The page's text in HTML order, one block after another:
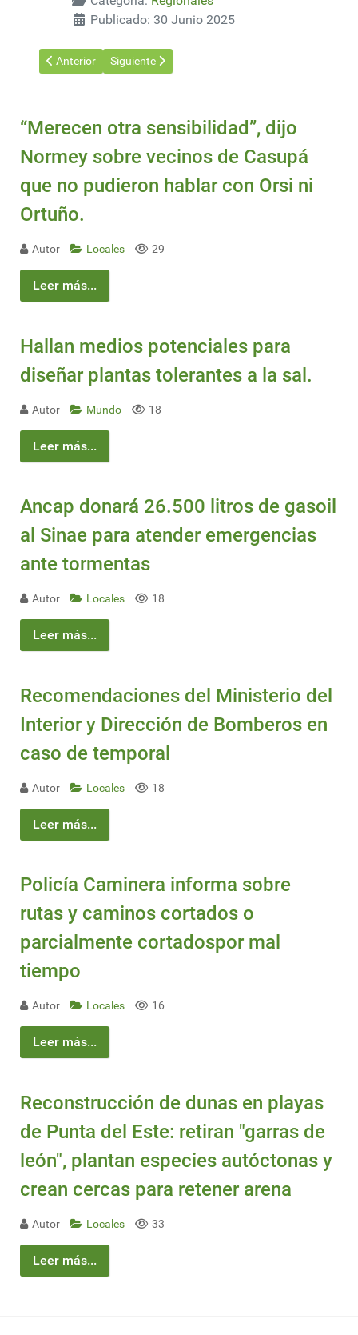
Publicado: 30 Junio 2025
Artículo anterior: El programa para la disminución de
Anterior Artículo siguiente: Brasil nos metió los molinos de
Siguiente
“Merecen otra sensibilidad”, dijo
Normey sobre vecinos de Casupá
que no pudieron hablar con Orsi ni
Ortuño.
Autor Locales 29
Leer más...
Hallan medios potenciales para
diseñar plantas tolerantes a la sal.
Autor Mundo 18
Leer más...
Ancap donará 26.500 litros de gasoil
al Sinae para atender emergencias
ante tormentas
Autor Locales 18
Leer más...
Recomendaciones del Ministerio del
Interior y Dirección de Bomberos en
caso de temporal
Autor Locales 18
Leer más...
Policía Caminera informa sobre
rutas y caminos cortados o
parcialmente cortadospor mal
tiempo
Autor Locales 16
Leer más...
Reconstrucción de dunas en playas
de Punta del Este: retiran "garras de
león", plantan especies autóctonas y
crean cercas para retener arena
Autor Locales 33
Leer más...